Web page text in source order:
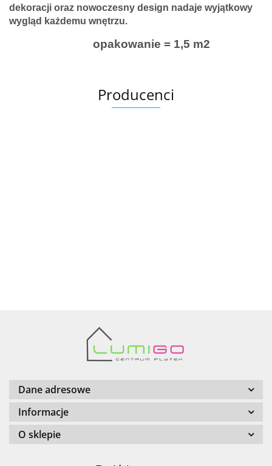
dekoracji oraz nowoczesny design nadaje wyjątkowy
wygląd każdemu wnętrzu.
opakowanie = 1,5 m2
Producenci
Barwolf
Dane adresowe
Informacje
O sklepie